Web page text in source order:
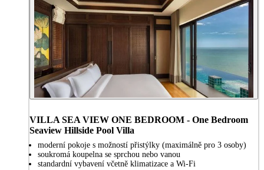
VILLA SEA VIEW ONE BEDROOM - One Bedroom
Seaview Hillside Pool Villa
moderní pokoje s možností přistýlky (maximálně pro 3 osoby)
soukromá koupelna se sprchou nebo vanou
standardní vybavení včetně klimatizace a Wi-Fi